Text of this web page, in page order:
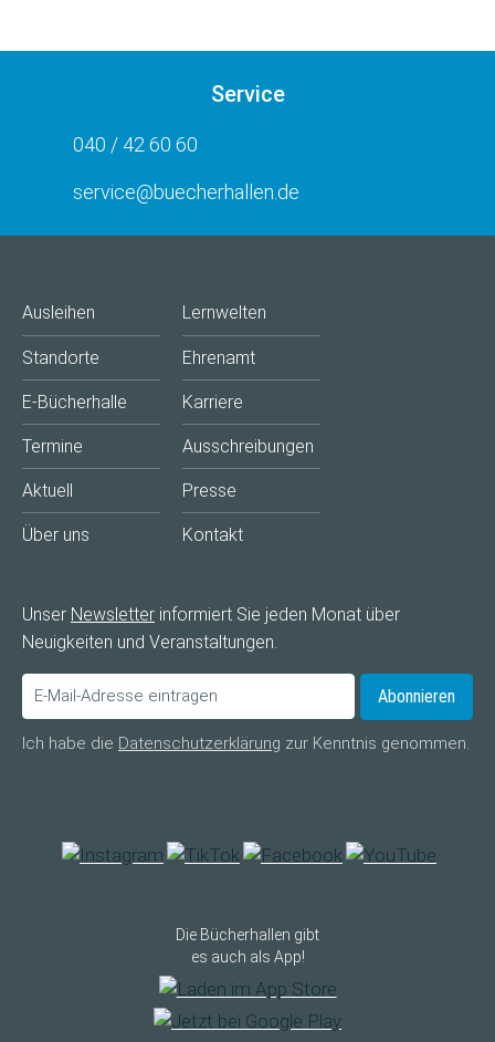
Service
040 / 42 60 60
service@buecherhallen.de
Ausleihen
Standorte
E-Bücherhalle
Termine
Aktuell
Über uns
Lernwelten
Ehrenamt
Karriere
Ausschreibungen
Presse
Kontakt
Unser Newsletter informiert Sie jeden Monat über
Neuigkeiten und Veranstaltungen.
Abonnieren
Ich habe die Datenschutzerklärung zur Kenntnis genommen.
Die Bücherhallen gibt
es auch als App!